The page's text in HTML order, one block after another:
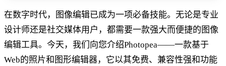
在数字时代，图像编辑已成为一项必备技能。无论是专业
设计师还是社交媒体用户，都需要一款强大而便捷的图像
编辑工具。今天，我们向您介绍Photopea——一款基于
Web的照片和图形编辑器，它以其免费、兼容性强和功能